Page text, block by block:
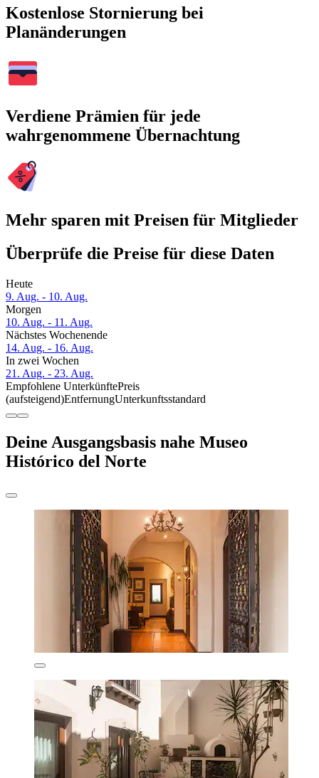
Kostenlose Stornierung bei
Planänderungen
Verdiene Prämien für jede
wahrgenommene Übernachtung
Mehr sparen mit Preisen für Mitglieder
Überprüfe die Preise für diese Daten
Heute
9. Aug. - 10. Aug.
Morgen
10. Aug. - 11. Aug.
Nächstes Wochenende
14. Aug. - 16. Aug.
In zwei Wochen
21. Aug. - 23. Aug.
Empfohlene UnterkünftePreis
(aufsteigend)EntfernungUnterkunftsstandard
Deine Ausgangsbasis nahe Museo
Histórico del Norte